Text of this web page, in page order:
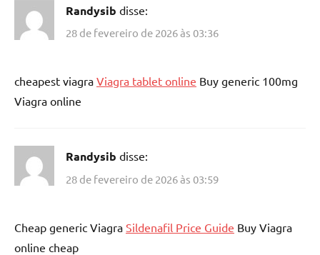
Randysib disse:
28 de fevereiro de 2026 às 03:36
cheapest viagra Viagra tablet online Buy generic 100mg
Viagra online
Randysib disse:
28 de fevereiro de 2026 às 03:59
Cheap generic Viagra Sildenafil Price Guide Buy Viagra
online cheap